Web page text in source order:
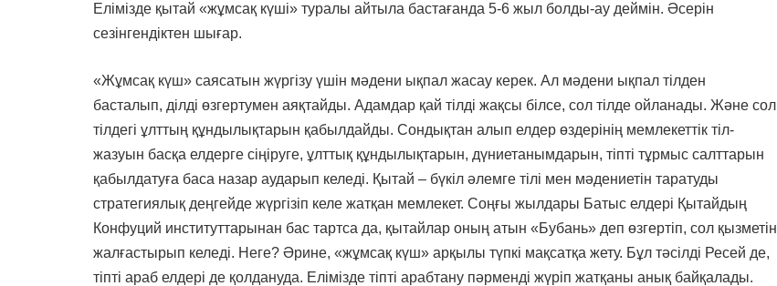
Елімізде қытай «жұмсақ күші» туралы айтыла бастағанда 5-6 жыл болды-ау деймін. Әсерін
сезінгендіктен шығар.
«Жұмсақ күш» саясатын жүргізу үшін мәдени ықпал жасау керек. Ал мәдени ықпал тілден
басталып, ділді өзгертумен аяқтайды. Адамдар қай тілді жақсы білсе, сол тілде ойланады. Және сол
тілдегі ұлттың құндылықтарын қабылдайды. Сондықтан алып елдер өздерінің мемлекеттік тіл-
жазуын басқа елдерге сіңіруге, ұлттық құндылықтарын, дүниетанымдарын, тіпті тұрмыс салттарын
қабылдатуға баса назар аударып келеді. Қытай – бүкіл әлемге тілі мен мәдениетін таратуды
стратегиялық деңгейде жүргізіп келе жатқан мемлекет. Соңғы жылдары Батыс елдері Қытайдың
Конфуций институттарынан бас тартса да, қытайлар оның атын «Бубань» деп өзгертіп, сол қызметін
жалғастырып келеді. Неге? Әрине, «жұмсақ күш» арқылы түпкі мақсатқа жету. Бұл тәсілді Ресей де,
тіпті араб елдері де қолдануда. Елімізде тіпті арабтану пәрменді жүріп жатқаны анық байқалады.